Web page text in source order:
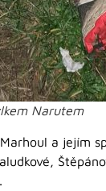
Narutem
a jejím